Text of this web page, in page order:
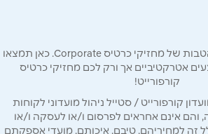
ברוכים הבאים לאתר ההטבות של מחזיקי כרטיס Corporate. כאן תמצאו
אטרקטיביים אך ורק לכם מחזיקי כרטיס
קורפורייט!
קורפורייט / סטייל ניהול מועדוני לקוחות
אינם אחראים לפרסום ו/או לעסקה ו/או
זה למחיריהם, טיבם, איכותם, מועדי אספקתם